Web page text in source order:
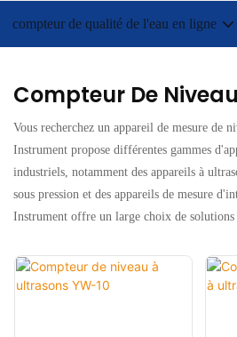
compteur de qualité de l'eau en ligne
Compteur De
Vous recherchez un appareil de mesure de
Instrument propose différentes gammes
industriels, notamment des appareils à
sous pression et des appareils de mesure
Instrument offre un large choix de solutions